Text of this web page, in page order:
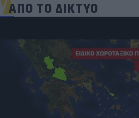
ΑΠΟ ΤΟ ΔΙΚΤΥΟ